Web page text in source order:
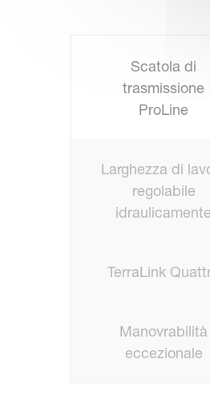
Scatola di
trasmissione
ProLine
Larghezza di
regolabile
idraulicamente
TerraLink
Manovrabilità
eccezionale